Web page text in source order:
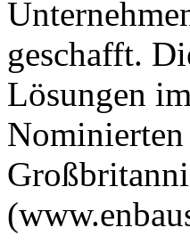
geschafft.
Lösungen